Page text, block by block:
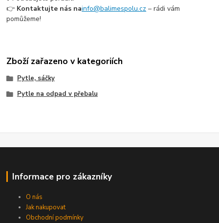
👉 Kontaktujte nás nainfo@balimespolu.cz – rádi vám
pomůžeme!
Zboží zařazeno v kategoriích
Pytle, sáčky
Pytle na odpad v přebalu
Informace pro zákazníky
O nás
Jak nakupovat
Obchodní podmínky